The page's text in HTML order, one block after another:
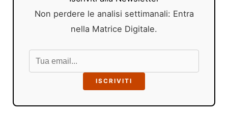
Non perdere le analisi settimanali: Entra
nella Matrice Digitale.
ISCRIVITI